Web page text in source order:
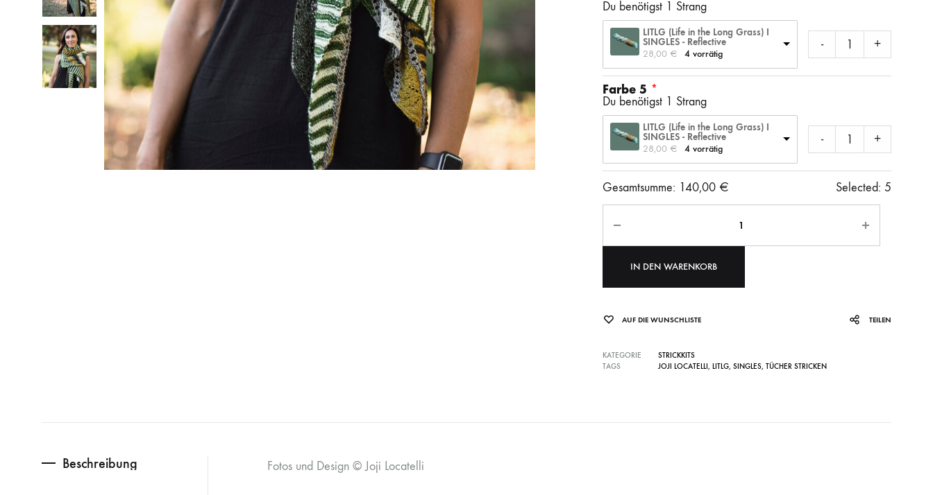
Du benötigst 1 Strang
LITLG (Life in the Long Grass) I
SINGLES - Reflective
28,00 € 4 vorrätig
- +
Farbe 5
Du benötigst 1 Strang
LITLG (Life in the Long Grass) I
SINGLES - Reflective
28,00 € 4 vorrätig
- +
Gesamtsumme: 140,00 € Selected: 5
IN DEN WARENKORB
AUF DIE WUNSCHLISTE TEILEN
KATEGORIE
STRICKKITS
TAGS
JOJI LOCATELLI, LITLG, SINGLES, TÜCHER STRICKEN
Beschreibung Fotos und Design © Joji Locatelli